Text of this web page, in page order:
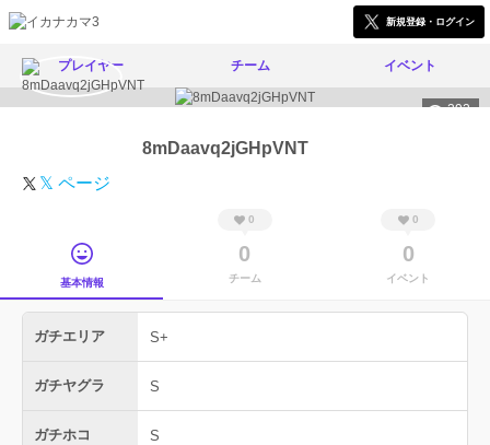
新規登録・ログイン
プレイヤー チーム イベント
292
8mDaavq2jGHpVNT
𝕏 ページ
基本情報
0
0
チーム
0
0
イベント
ガチエリア S+
ガチヤグラ S
ガチホコ S